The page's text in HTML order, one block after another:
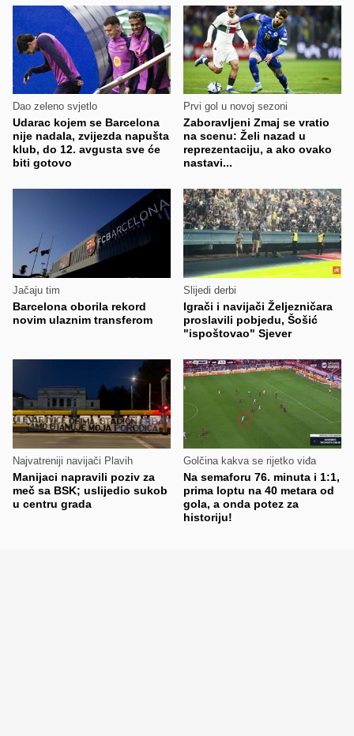
Dao zeleno svjetlo
Udarac kojem se Barcelona
nije nadala, zvijezda napušta
klub, do 12. avgusta sve će
biti gotovo
Prvi gol u novoj sezoni
Zaboravljeni Zmaj se vratio
na scenu: Želi nazad u
reprezentaciju, a ako ovako
nastavi...
Jačaju tim
Barcelona oborila rekord
novim ulaznim transferom
Slijedi derbi
Igrači i navijači Željezničara
proslavili pobjedu, Šošić
"ispoštovao" Sjever
Najvatreniji navijači Plavih
Manijaci napravili poziv za
meč sa BSK; uslijedio sukob
u centru grada
Golčina kakva se rijetko viđa
Na semaforu 76. minuta i 1:1,
prima loptu na 40 metara od
gola, a onda potez za
historiju!